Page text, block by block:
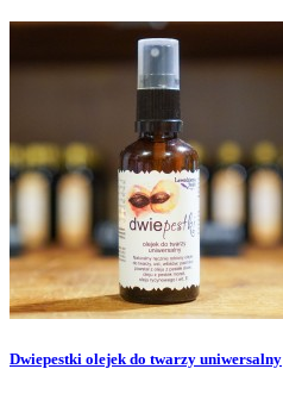
Dwiepestki olejek do twarzy uniwersalny